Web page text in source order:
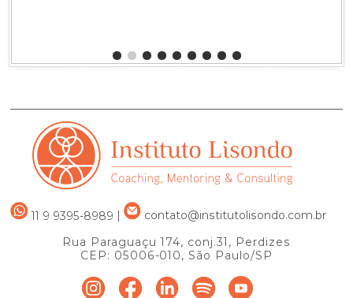
11 9 9395-8989 contato@institutolisondo.com.br
Rua Paraguaçu 174, conj.31, Perdizes
CEP: 05006-010, São Paulo/SP